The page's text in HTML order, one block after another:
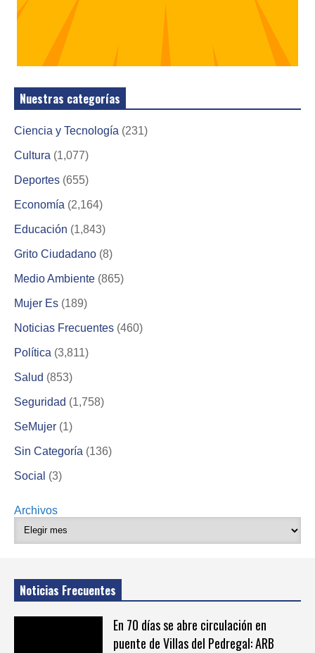
Nuestras categorías
Ciencia y Tecnología (231)
Cultura (1,077)
Deportes (655)
Economía (2,164)
Educación (1,843)
Grito Ciudadano (8)
Medio Ambiente (865)
Mujer Es (189)
Noticias Frecuentes (460)
Política (3,811)
Salud (853)
Seguridad (1,758)
SeMujer (1)
Sin Categoría (136)
Social (3)
Archivos
Noticias Frecuentes
En 70 días se abre circulación en
puente de Villas del Pedregal: ARB